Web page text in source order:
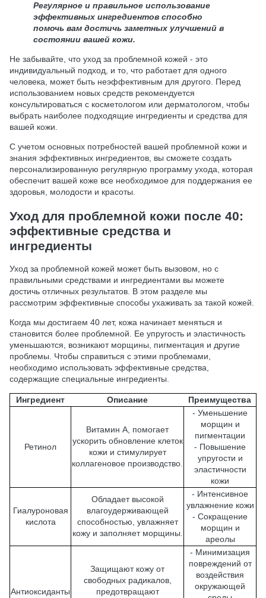
Регулярное и правильное использование
эффективных ингредиентов способно
помочь вам достичь заметных улучшений в
состоянии вашей кожи.
Не забывайте, что уход за проблемной кожей - это
индивидуальный подход, и то, что работает для одного
человека, может быть неэффективным для другого. Перед
использованием новых средств рекомендуется
консультироваться с косметологом или дерматологом, чтобы
выбрать наиболее подходящие ингредиенты и средства для
вашей кожи.
С учетом основных потребностей вашей проблемной кожи и
знания эффективных ингредиентов, вы сможете создать
персонализированную регулярную программу ухода, которая
обеспечит вашей коже все необходимое для поддержания ее
здоровья, молодости и красоты.
Уход для проблемной кожи после 40:
эффективные средства и
ингредиенты
Уход за проблемной кожей может быть вызовом, но с
правильными средствами и ингредиентами вы можете
достичь отличных результатов. В этом разделе мы
рассмотрим эффективные способы ухаживать за такой кожей.
Когда мы достигаем 40 лет, кожа начинает меняться и
становится более проблемной. Ее упругость и эластичность
уменьшаются, возникают морщины, пигментация и другие
проблемы. Чтобы справиться с этими проблемами,
необходимо использовать эффективные средства,
содержащие специальные ингредиенты.
Ингредиент Описание Преимущества
Ретинол
Витамин А, помогает
ускорить обновление клеток
кожи и стимулирует
коллагеновое производство.
- Уменьшение
морщин и
пигментации
- Повышение
упругости и
эластичности
кожи
Гиалуроновая
кислота
Обладает высокой
влагоудерживающей
способностью, увлажняет
кожу и заполняет морщины.
- Интенсивное
увлажнение кожи
- Сокращение
морщин и
ареолы
Антиоксиданты
Защищают кожу от
свободных радикалов,
предотвращают
- Минимизация
повреждений от
воздействия
окружающей